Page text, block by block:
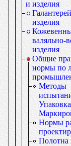
и изделия
изделия
валяльно-
изделия
Общие
нормы по
Методы
Нормы
Полотна